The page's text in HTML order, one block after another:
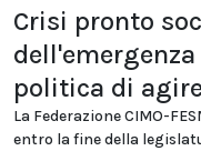
Crisi pronto
politica di
La Federazione CIMO-
entro la fine della